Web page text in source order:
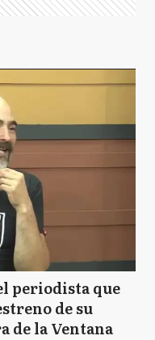
periodista que
de su
de la Ventana